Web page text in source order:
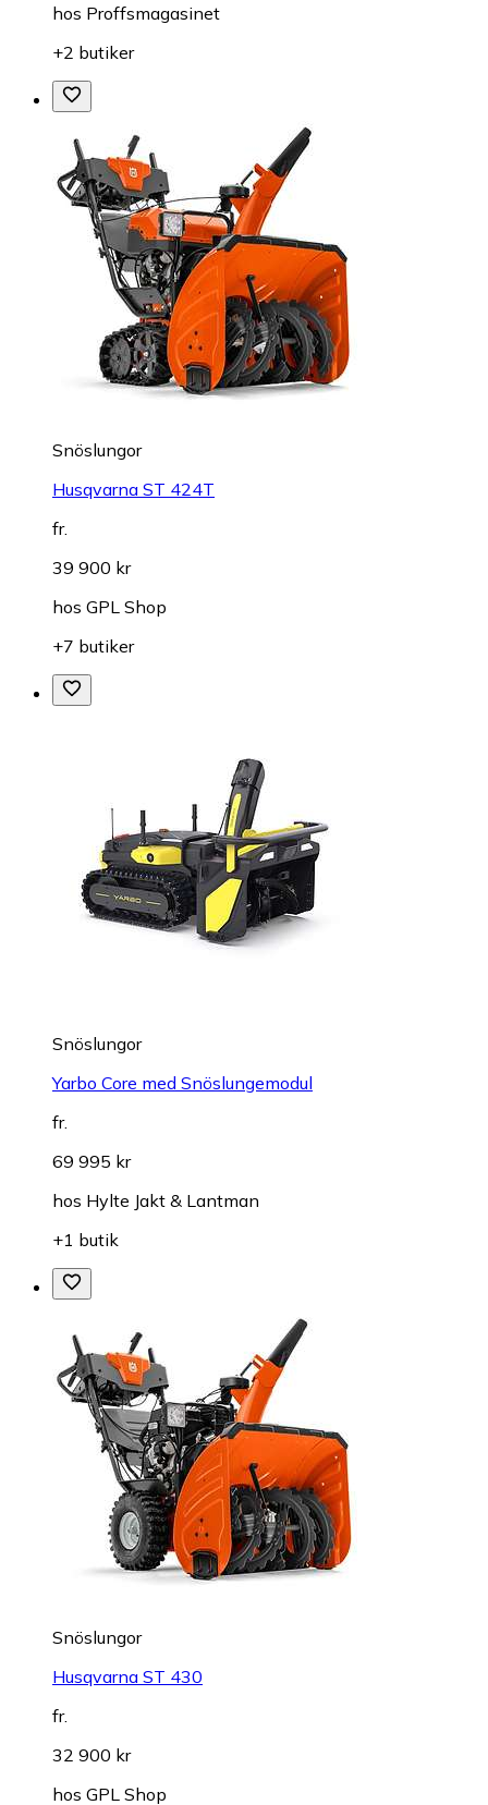
hos Proffsmagasinet
+2 butiker
Snöslungor
Husqvarna ST 424T
fr.
39 900 kr
hos GPL Shop
+7 butiker
Snöslungor
Yarbo Core med Snöslungemodul
fr.
69 995 kr
hos Hylte Jakt & Lantman
+1 butik
Snöslungor
Husqvarna ST 430
fr.
32 900 kr
hos GPL Shop